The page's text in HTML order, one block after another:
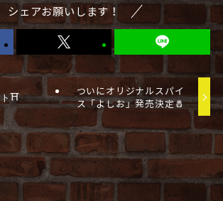
シェアお願いします！
ト⛩
ついにオリジナルスパイ
ス「よしお」発売決定🧂